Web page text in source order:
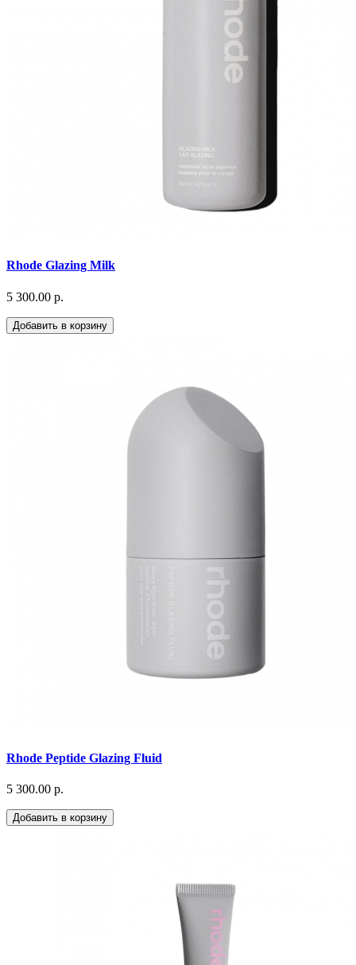
Rhode Glazing Milk
5 300.00 р.
Добавить в корзину
Rhode Peptide Glazing Fluid
5 300.00 р.
Добавить в корзину